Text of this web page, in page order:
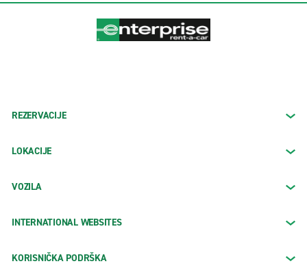
REZERVACIJE
LOKACIJE
VOZILA
INTERNATIONAL WEBSITES
KORISNIČKA PODRŠKA